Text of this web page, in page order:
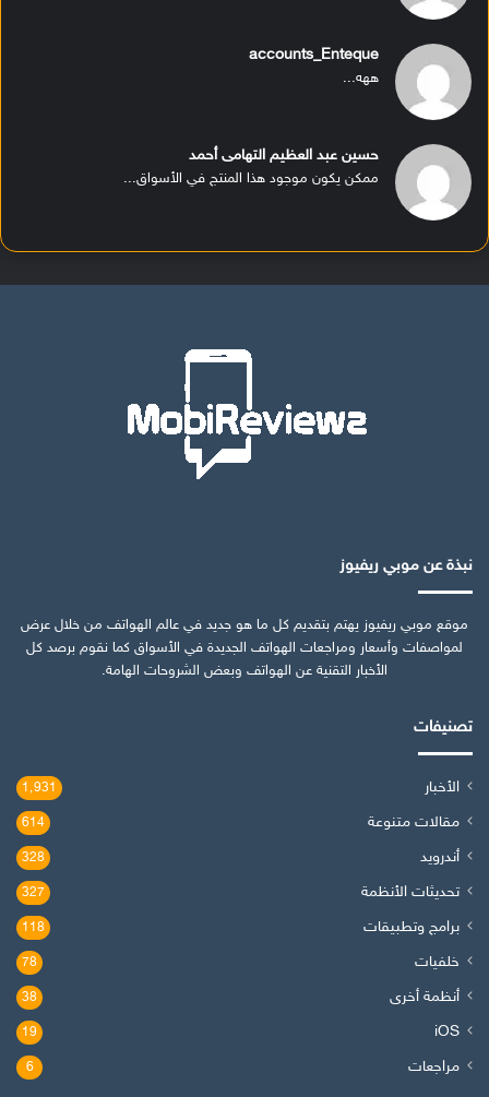
accounts_Enteque
ههه...
حسين عبد العظيم التهامى أحمد
ممكن يكون موجود هذا المنتج في الأسواق...
نبذة عن موبي ريفيوز
موقع موبي ريفيوز يهتم بتقديم كل ما هو جديد في عالم الهواتف من خلال عرض
لمواصفات وأسعار ومراجعات الهواتف الجديدة في الأسواق كما نقوم برصد كل
الأخبار التقنية عن الهواتف وبعض الشروحات الهامة.
تصنيفات
الأخبار 1٬931
مقالات متنوعة 614
أندرويد 328
تحديثات الأنظمة 327
برامج وتطبيقات 118
خلفيات 78
أنظمة أخرى 38
iOS
19
مراجعات 6